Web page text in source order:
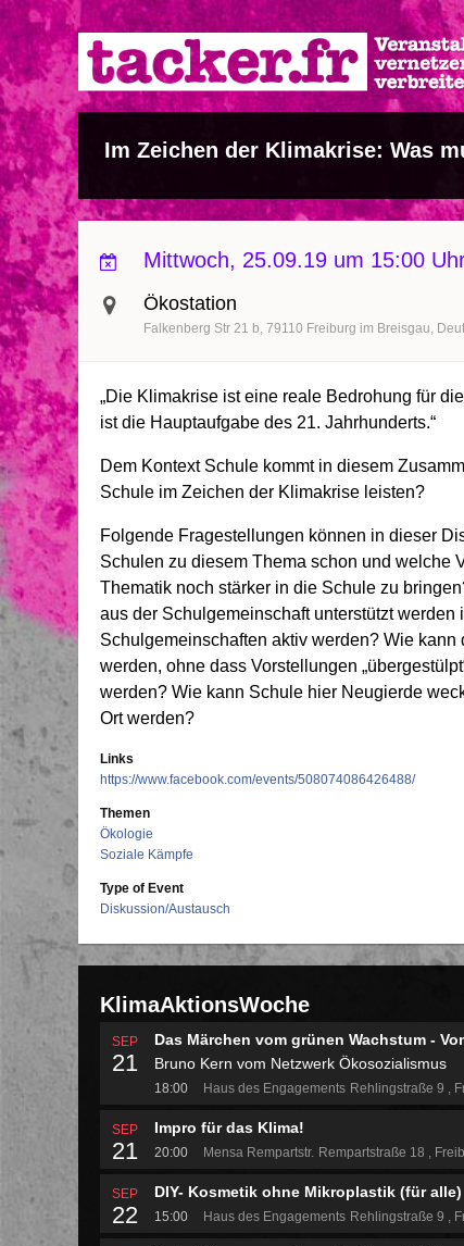
Direkt
zum
Inhalt
Im Zeichen der Klimakrise: Was
Mittwoch, 25.09.19 um 15:00
Ökostation
Falkenberg Str 21 b 79110 Freiburg im Breisgau
„Die Klimakrise ist eine reale Bedrohung für
ist die Hauptaufgabe des 21. Jahrhunderts.“
Dem Kontext Schule kommt in diesem
Schule im Zeichen der Klimakrise leisten?
Folgende Fragestellungen können in dieser
Schulen zu diesem Thema schon und welche
Thematik noch stärker in die Schule zu
aus der Schulgemeinschaft unterstützt
Schulgemeinschaften aktiv werden? Wie
werden, ohne dass Vorstellungen
werden? Wie kann Schule hier Neugierde
Ort werden?
Links
https://www.facebook.com/events/508074086426488/
Themen
Ökologie
Soziale Kämpfe
Type of Event
Diskussion/Austausch
KlimaAktionsWoche
SEP
21
Das Märchen vom grünen Wachstum -
Bruno Kern vom Netzwerk Ökosozialismus
18:00 Haus des Engagements Rehlingstraße 9
SEP
21
Impro für das Klima!
20:00 Mensa Rempartstr. Rempartstraße 18
SEP
22
DIY- Kosmetik ohne Mikroplastik (für alle)
15:00 Haus des Engagements Rehlingstraße 9